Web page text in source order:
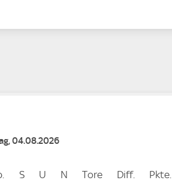
04.08.2026
Spiele
SSiege
U Unentschieden
N Niederlagen
Tore ToreDiff. Differenz
Pkte.